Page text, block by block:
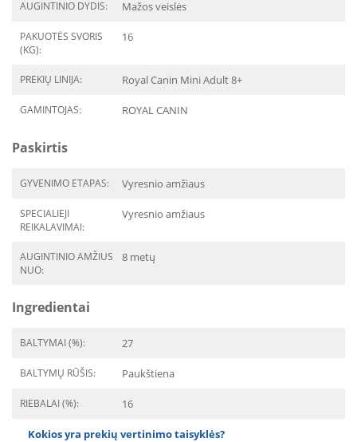
AUGINTINIO DYDIS: Mažos veislės
PAKUOTĖS SVORIS
(KG):
16
PREKIŲ LINIJA: Royal Canin Mini Adult 8+
GAMINTOJAS: ROYAL CANIN
Paskirtis
GYVENIMO ETAPAS: Vyresnio amžiaus
SPECIALIEJI
REIKALAVIMAI:
Vyresnio amžiaus
AUGINTINIO AMŽIUS
NUO:
8 metų
Ingredientai
BALTYMAI (%): 27
BALTYMŲ RŪŠIS: Paukštiena
RIEBALAI (%): 16
Kokios yra prekių vertinimo taisyklės?